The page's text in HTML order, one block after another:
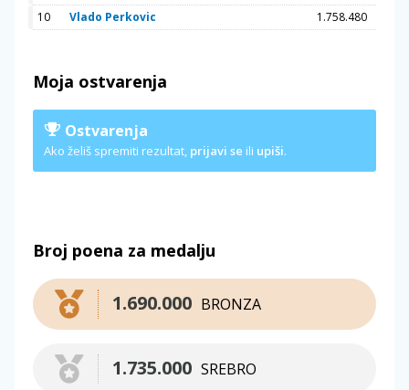
10
Vlado Perkovic 1.758.480
Moja ostvarenja
Ostvarenja
Ako želiš spremiti rezultat, prijavi se ili upiši.
Broj poena za medalju
BRONZA
1.690.000
SREBRO
1.735.000